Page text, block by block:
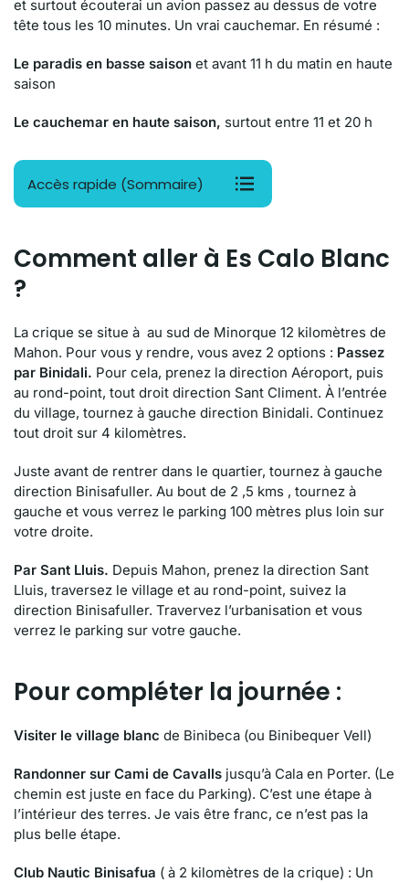
et surtout écouterai un avion passez au dessus de votre
tête tous les 10 minutes. Un vrai cauchemar. En résumé :
Le paradis en basse saison et avant 11 h du matin en haute
saison
Le cauchemar en haute saison, surtout entre 11 et 20 h
Accès rapide (Sommaire)
Comment aller à Es Calo Blanc
?
La crique se situe à au sud de Minorque 12 kilomètres de
Mahon. Pour vous y rendre, vous avez 2 options : Passez
par Binidali. Pour cela, prenez la direction Aéroport, puis
au rond-point, tout droit direction Sant Climent. À l’entrée
du village, tournez à gauche direction Binidali. Continuez
tout droit sur 4 kilomètres.
Juste avant de rentrer dans le quartier, tournez à gauche
direction Binisafuller. Au bout de 2 ,5 kms , tournez à
gauche et vous verrez le parking 100 mètres plus loin sur
votre droite.
Par Sant Lluis. Depuis Mahon, prenez la direction Sant
Lluis, traversez le village et au rond-point, suivez la
direction Binisafuller. Travervez l’urbanisation et vous
verrez le parking sur votre gauche.
Pour compléter la journée :
Visiter le village blanc de Binibeca (ou Binibequer Vell)
Randonner sur Cami de Cavalls jusqu’à Cala en Porter. (Le
chemin est juste en face du Parking). C’est une étape à
l’intérieur des terres. Je vais être franc, ce n’est pas la
plus belle étape.
Club Nautic Binisafua ( à 2 kilomètres de la crique) : Un